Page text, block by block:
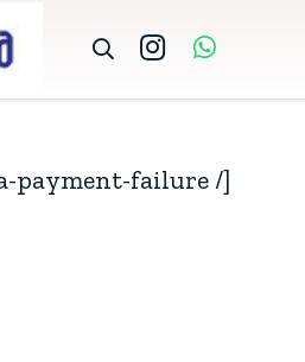
payment-failure /]